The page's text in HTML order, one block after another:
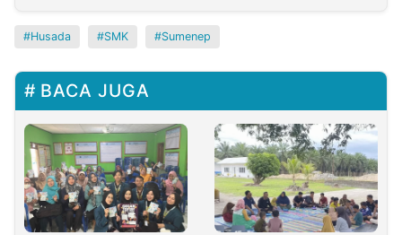
Husada SMK Sumenep
BACA JUGA